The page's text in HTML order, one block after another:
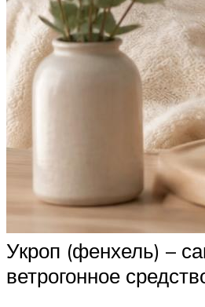
Укроп (фенхель) –
ветрогонное